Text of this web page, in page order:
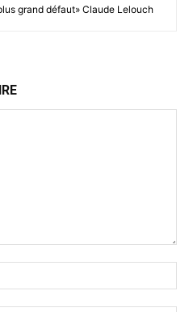
grand défaut» Claude Lelouch